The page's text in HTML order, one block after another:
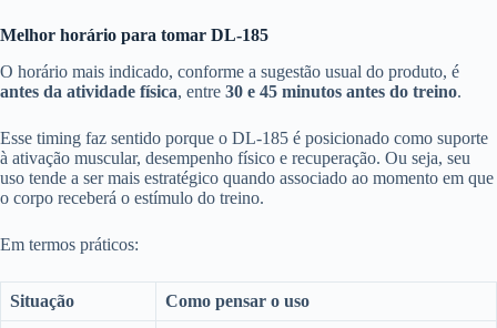
Melhor horário para tomar DL-185
O horário mais indicado, conforme a sugestão usual do produto, é
antes da atividade física, entre 30 e 45 minutos antes do treino.
Esse timing faz sentido porque o DL-185 é posicionado como suporte
à ativação muscular, desempenho físico e recuperação. Ou seja, seu
uso tende a ser mais estratégico quando associado ao momento em que
o corpo receberá o estímulo do treino.
Em termos práticos:
Situação Como pensar o uso